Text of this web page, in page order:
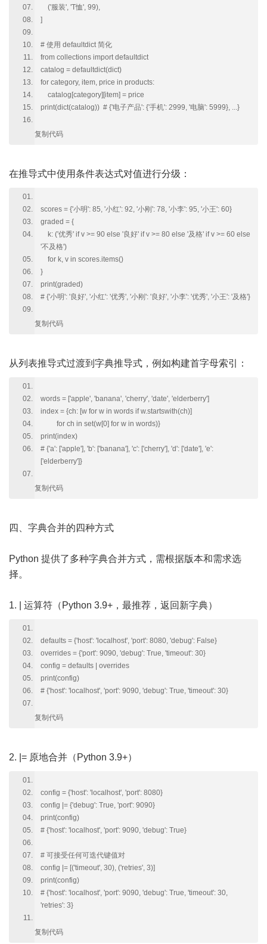
('服装', 'T恤', 99),
]
# 使用 defaultdict 简化
from collections import defaultdict
catalog = defaultdict(dict)
for category, item, price in products:
catalog[category][item] = price
print(dict(catalog)) # {'电子产品': {'手机': 2999, '电脑': 5999}, ...}
复制代码
在推导式中使用条件表达式对值进行分级：
scores = {'小明': 85, '小红': 92, '小刚': 78, '小李': 95, '小王': 60}
graded = {
k: ('优秀' if v >= 90 else '良好' if v >= 80 else '及格' if v >= 60 else
'不及格')
for k, v in scores.items()
}
print(graded)
# {'小明': '良好', '小红': '优秀', '小刚': '良好', '小李': '优秀', '小王': '及格'}
复制代码
从列表推导式过渡到字典推导式，例如构建首字母索引：
words = ['apple', 'banana', 'cherry', 'date', 'elderberry']
index = {ch: [w for w in words if w.startswith(ch)]
for ch in set(w[0] for w in words)}
print(index)
# {'a': ['apple'], 'b': ['banana'], 'c': ['cherry'], 'd': ['date'], 'e':
['elderberry']}
复制代码
四、字典合并的四种方式
Python 提供了多种字典合并方式，需根据版本和需求选
择。
1. | 运算符（Python 3.9+，最推荐，返回新字典）
defaults = {'host': 'localhost', 'port': 8080, 'debug': False}
overrides = {'port': 9090, 'debug': True, 'timeout': 30}
config = defaults | overrides
print(config)
# {'host': 'localhost', 'port': 9090, 'debug': True, 'timeout': 30}
复制代码
2. |= 原地合并（Python 3.9+）
config = {'host': 'localhost', 'port': 8080}
config |= {'debug': True, 'port': 9090}
print(config)
# {'host': 'localhost', 'port': 9090, 'debug': True}
# 可接受任何可迭代键值对
config |= [('timeout', 30), ('retries', 3)]
print(config)
# {'host': 'localhost', 'port': 9090, 'debug': True, 'timeout': 30,
'retries': 3}
复制代码